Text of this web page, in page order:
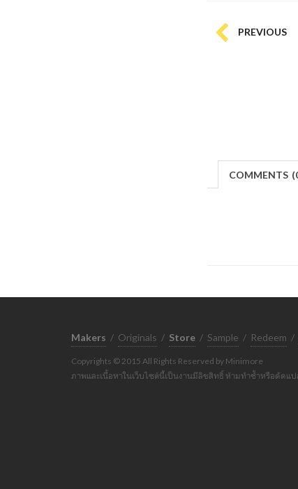
PREVIOUS
COMMENTS (
Makers / Originals / Store / Sample / Redeem /
Copyrights © 2015 All Rights Reserved by Minimore
ภาพและเนื้อหาในเว็บไซต์นี้เป็นงานมีลิขสิทธิ์ ห้ามทำซ้ำหรือดัดแป